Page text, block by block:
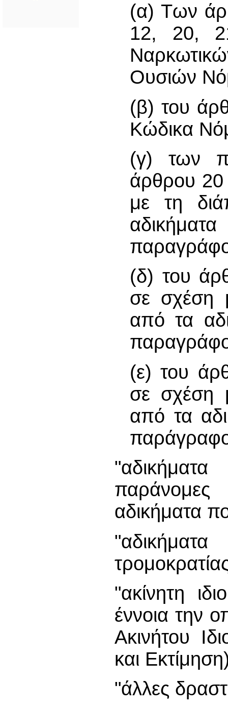
(α) Των
12, 20,
Ουσιών
(β) του
Κώδικα
(γ) των
άρθρου 20
με τη
(δ) του
σε σχέση
από τα
(ε) του
σε σχέση
από τα
παράνομες
αδικήματα
"ακίνητη
έννοια την
Ακινήτου
και
"άλλες